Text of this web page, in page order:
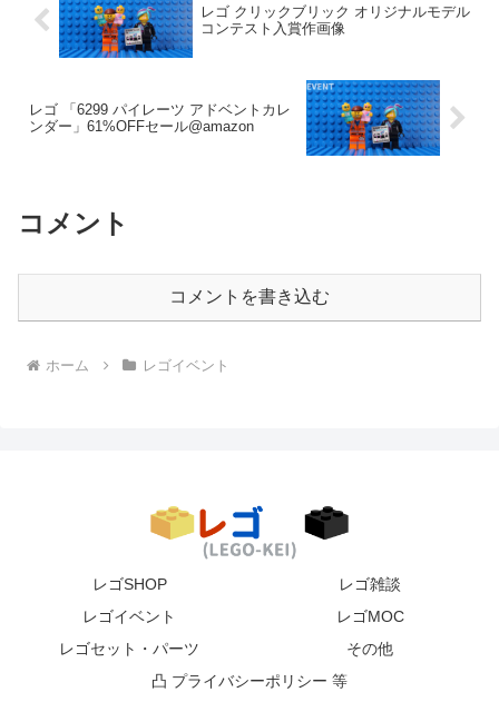
レゴ クリックブリック オリジナルモデル
コンテスト入賞作画像
レゴ 「6299 パイレーツ アドベントカレ
ンダー」61%OFFセール@amazon
コメント
コメントを書き込む
ホーム レゴイベント
レゴSHOP
レゴ雑談
レゴイベント
レゴMOC
レゴセット・パーツ
その他
凸 プライバシーポリシー 等